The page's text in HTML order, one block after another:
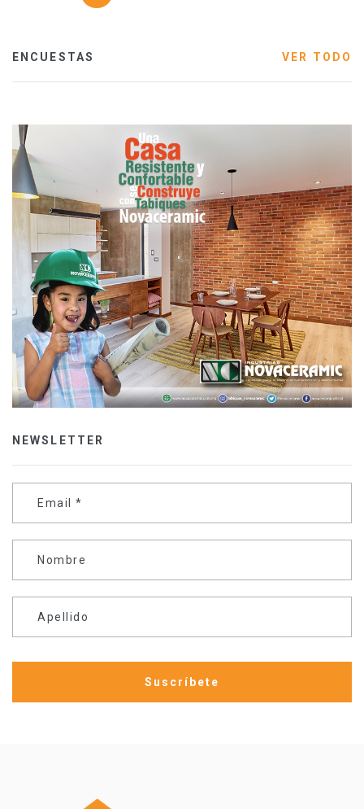
ENCUESTAS VER TODO
NEWSLETTER
Email *
Nombre
Apellido